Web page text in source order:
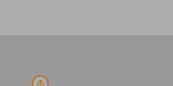
course